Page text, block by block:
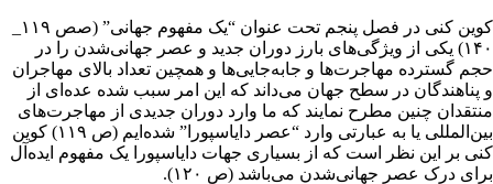
۱۴۰) یکی از ویژگی‌های بارز دوران جدید و عصر جهانی‌شدن را در
حجم گسترده مهاجرت‌ها و جابه‌جایی‌ها و همچین تعداد بالای مهاجران
و پناهندگان در سطح جهان می‌داند که این امر سبب شده عده‌ای از
منتقدان چنین مطرح نمایند که ما وارد دوران جدیدی از مهاجرت‌های
بین‌المللی یا به عبارتی وارد “عصر دایاسپورا” شده‌ایم (ص ۱۱۹) کوین
کنی بر این نظر است که از بسیاری جهات دایاسپورا یک مفهوم ایده‌آل
برای درک عصر جهانی‌شدن می‌باشد (ص ۱۲۰).